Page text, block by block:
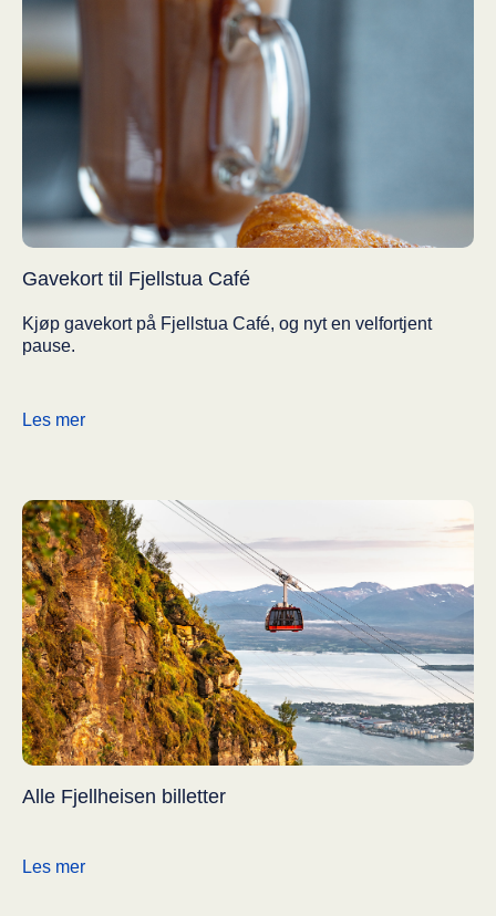
Gavekort til Fjellstua Café
Kjøp gavekort på Fjellstua Café, og nyt en velfortjent
pause.
Les mer
Alle Fjellheisen billetter
Les mer